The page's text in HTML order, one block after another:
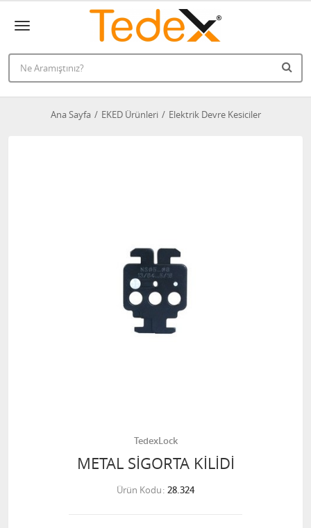
Ana Sayfa EKED Ürünleri Elektrik Devre Kesiciler
TedexLock
METAL SİGORTA KİLİDİ
Ürün Kodu 28.324